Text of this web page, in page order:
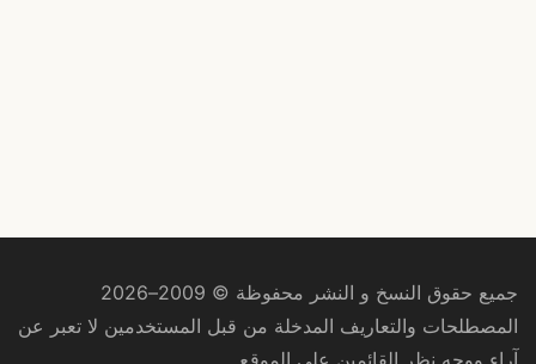
جميع حقوق النسخ و النشر محفوظة © 2009–2026
المصطلحات والتعاريف المدخلة من قبل المستخدمين لا تعبر عن